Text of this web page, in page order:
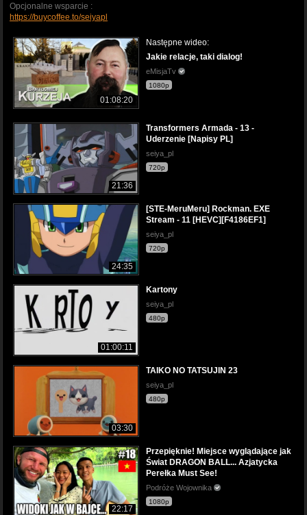
Opcjonalne wsparcie :
https://buycoffee.to/seiyapl
01:08:20
Następne wideo:
Jakie relacje, taki dialog!
eMisjaTv
1080p
21:36
Transformers Armada - 13 -
Uderzenie [Napisy PL]
seiya_pl
720p
24:35
[STE-MeruMeru] Rockman. EXE
Stream - 11 [HEVC][F4186EF1]
seiya_pl
720p
01:00:11
Kartony
seiya_pl
480p
03:30
TAIKO NO TATSUJIN 23
seiya_pl
480p
22:17
Przepięknie! Miejsce wyglądające jak
Świat DRAGON BALL... Azjatycka
Perełka Must See!
Podróże Wojownika
1080p